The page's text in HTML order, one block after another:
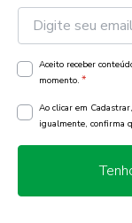
Aceito receber
momento. *
Ao clicar em
igualmente, confirma